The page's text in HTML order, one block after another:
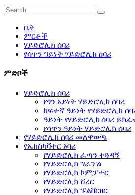
ቤት
ምርቶች
ሃይድሮሊክ ሰባሪ
የሳጥን ዓይነት ሃይድሮሊክ ሰባሪ
ምድቦች
ሃይድሮሊክ ሰባሪ
የጎን አይነት ሃይድሮሊክ ሰባሪ
ከፍተኛ ዓይነት የሃይድሮሊክ
ዓይነት የሃይድሮሊክ ሰባሪ
የሳጥን ዓይነት ሃይድሮሊክ ሰባሪ
የሃይድሮሊክ ሰባሪ መለዋወጫ
የኤክስካቫተር አባሪ
የሃይድሮሊክ ፈጣን ተጓዳኝ
የሃይድሮሊክ ግራፕል
የሃይድሮሊክ ኮምፓተር
የሃይድሮሊክ ሸረር
የሃይድሮሊክ ፑልቨርዘር